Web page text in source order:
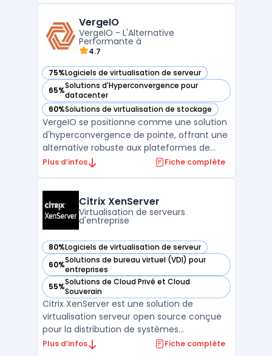
Idéale pour les entreprises, Proxmox facilite
la mise en place ...
VergeIO
VergeIO - L'Alternative
Performante à
4.7
75%Logiciels de virtualisation de serveur
— voir VergeIO dans cette catégorie
65%Solutions d'Hyperconvergence pour
datacenter
— voir VergeIO dans cette catégorie
60%Solutions de virtualisation de stockage
— voir VergeIO dans cette catégorie
VergeIO se positionne comme une solution
d'hyperconvergence de pointe, offrant une
alternative robuste aux plateformes de
virtualisation traditionnelles telles que
le réseau dans un système d'exploitation de
centre de don ...
Plus d’infos Fiche complète
Citrix XenServer
Virtualisation de serveurs
d'entreprise
80%Logiciels de virtualisation de serveur
— voir Citrix XenServer dans cette catégorie
60%Solutions de bureau virtuel (VDI) pour
entreprises
— voir Citrix XenServer dans cette catégorie
55%Solutions de Cloud Privé et Cloud
Souverain
— voir Citrix XenServer dans cette catégorie
Citrix XenServer est une solution de
virtualisation serveur open source conçue
pour la distribution de systèmes
d'exploitation dans un environnement
Plus d’infos Fiche complète